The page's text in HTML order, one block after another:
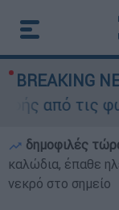
BREAKING
από τις
δημοφιλές
καλώδια, έπαθε
νεκρό στο σημείο